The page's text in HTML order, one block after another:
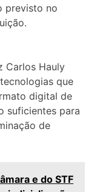
previsto no
Carlos Hauly
que
digital de
suficientes para
de
e do STF